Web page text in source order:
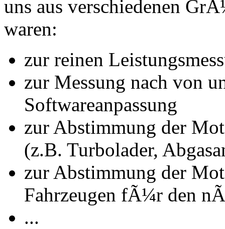
uns aus verschiedenen
waren:
zur reinen
zur Messung nach von
Softwareanpassung
zur Abstimmung der
(z.B. Turbolader,
zur Abstimmung der
Fahrzeugen fÃ¼r den
...